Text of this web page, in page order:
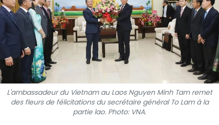
MÉGASTORIE
INFOGRAPHIE
PHOTO
VIDÉO
À PROPOS DU "PEUPLE"
L'ambassadeur du Vietnam au Laos Nguyen Minh Tam remet
des fleurs de félicitations du secrétaire général To Lam à la
partie lao. Photo: VNA.